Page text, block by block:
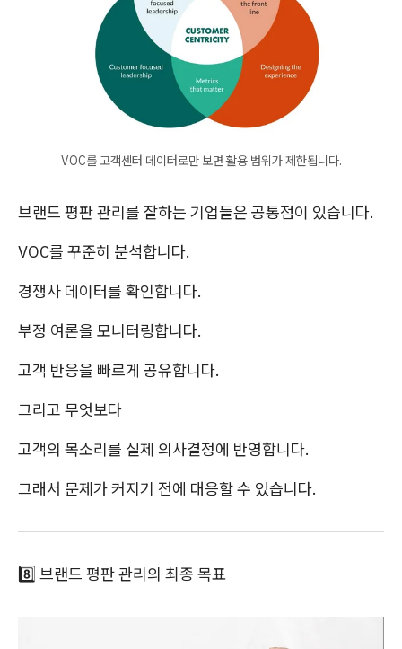
VOC를 고객센터 데이터로만 보면 활용 범위가 제한됩니다.
브랜드 평판 관리를 잘하는 기업들은 공통점이 있습니다.
VOC를 꾸준히 분석합니다.
경쟁사 데이터를 확인합니다.
부정 여론을 모니터링합니다.
고객 반응을 빠르게 공유합니다.
그리고 무엇보다
고객의 목소리를 실제 의사결정에 반영합니다.
그래서 문제가 커지기 전에 대응할 수 있습니다.
8️⃣ 브랜드 평판 관리의 최종 목표